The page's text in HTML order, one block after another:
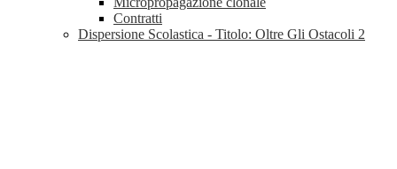
Contratti
Dispersione Scolastica - Titolo: Oltre Gli Ostacoli 2